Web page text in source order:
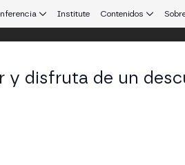
Institute Contenidos
y disfruta de un